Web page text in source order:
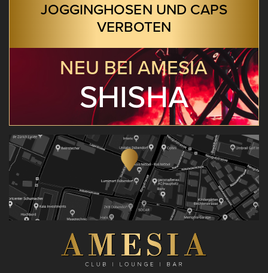
JOGGINGHOSEN UND CAPS
VERBOTEN
NEU BEI AMESIA
SHISHA